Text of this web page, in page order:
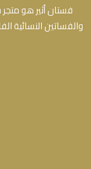
فستان أثير هو
والفساتين النسائية